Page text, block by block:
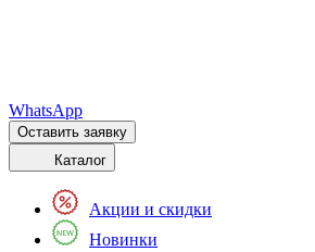
WhatsApp
Оставить заявку
Каталог
Акции и скидки
Новинки